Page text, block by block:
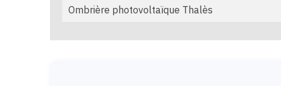
Ombrière photovoltaïque Thalès